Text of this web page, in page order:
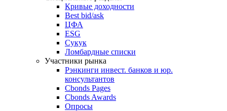
Кривые доходности
Best bid/ask
ЦФА
ESG
Сукук
Ломбардные списки
Участники рынка
Рэнкинги инвест. банков и юр.
консультантов
Cbonds Pages
Cbonds Awards
Опросы